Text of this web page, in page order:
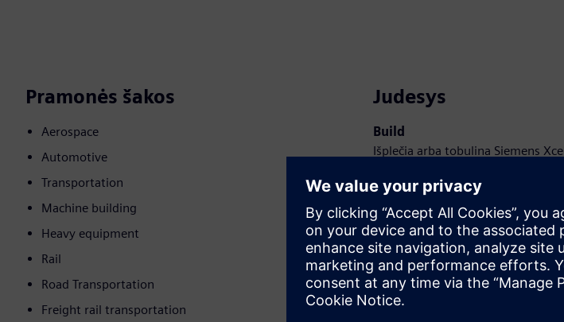
Pramonės šakos
Aerospace
Automotive
Transportation
Machine building
Heavy equipment
Rail
Road Transportation
Freight rail transportation
Judesys
Build
Išplečia arba tobulina Siemens
sprendimą klientui,
Xcelerator produktu ir savo
Service
Teikia paslaugas, susijusias su
produktu (-ais) / sprendiniu (-
(-juos) įdiegti, integruoti,